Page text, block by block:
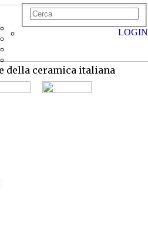
della ceramica italiana
LOGIN